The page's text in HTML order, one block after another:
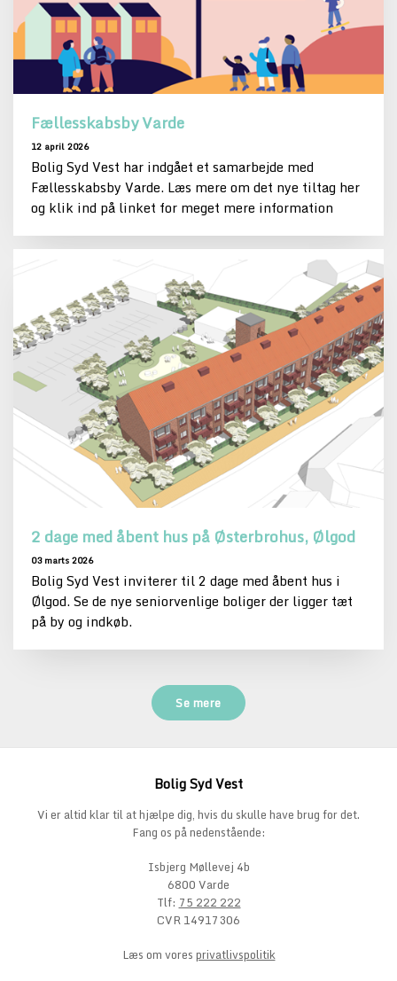
Fællesskabsby Varde
12 april 2026
Bolig Syd Vest har indgået et samarbejde med
Fællesskabsby Varde. Læs mere om det nye tiltag her
og klik ind på linket for meget mere information
2 dage med åbent hus på Østerbrohus, Ølgod
03 marts 2026
Bolig Syd Vest inviterer til 2 dage med åbent hus i
Ølgod. Se de nye seniorvenlige boliger der ligger tæt
på by og indkøb.
Se mere
Bolig Syd Vest
Vi er altid klar til at hjælpe dig, hvis du skulle have brug for det.
Fang os på nedenstående:
Isbjerg Møllevej 4b
6800 Varde
Tlf: 75 222 222
CVR 14917306
Læs om vores privatlivspolitik